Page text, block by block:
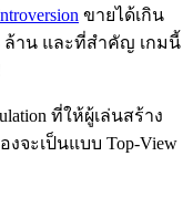
ขายได้เกิน
ล้าน และที่สำคัญ เกมนี้
ที่ให้ผู้เล่นสร้าง
จะเป็นแบบ Top-View